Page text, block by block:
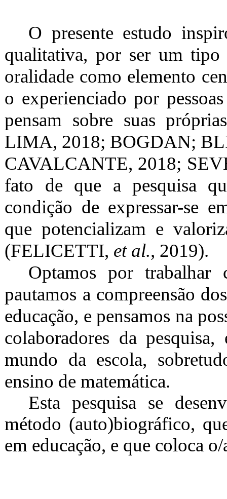
O presente estudo
qualitativa, por ser um tipo
oralidade como elemento
o experienciado por
pensam sobre suas
LIMA, 2018; BOGDAN;
CAVALCANTE, 2018;
fato de que a pesquisa
condição de expressar-se
que potencializam e
(FELICETTI, et al., 2019).
Optamos por trabalhar
pautamos a compreensão
educação, e pensamos na
colaboradores da
mundo da escola,
ensino de matemática.
Esta pesquisa se
método (auto)biográfico,
em educação, e que coloca